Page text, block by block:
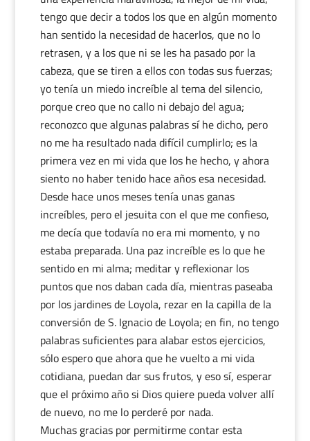
tengo que decir a todos los que en algún momento
han sentido la necesidad de hacerlos, que no lo
retrasen, y a los que ni se les ha pasado por la
cabeza, que se tiren a ellos con todas sus fuerzas;
yo tenía un miedo increíble al tema del silencio,
porque creo que no callo ni debajo del agua;
reconozco que algunas palabras sí he dicho, pero
no me ha resultado nada difícil cumplirlo; es la
primera vez en mi vida que los he hecho, y ahora
siento no haber tenido hace años esa necesidad.
Desde hace unos meses tenía unas ganas
increíbles, pero el jesuita con el que me confieso,
me decía que todavía no era mi momento, y no
estaba preparada. Una paz increíble es lo que he
sentido en mi alma; meditar y reflexionar los
puntos que nos daban cada día, mientras paseaba
por los jardines de Loyola, rezar en la capilla de la
conversión de S. Ignacio de Loyola; en fin, no tengo
palabras suficientes para alabar estos ejercicios,
sólo espero que ahora que he vuelto a mi vida
cotidiana, puedan dar sus frutos, y eso sí, esperar
que el próximo año si Dios quiere pueda volver allí
de nuevo, no me lo perderé por nada.
Muchas gracias por permitirme contar esta